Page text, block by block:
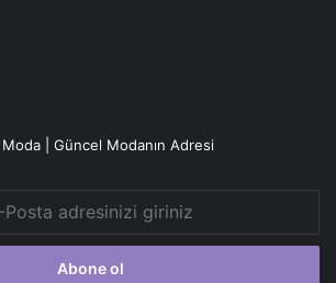
| Güncel Modanın Adresi